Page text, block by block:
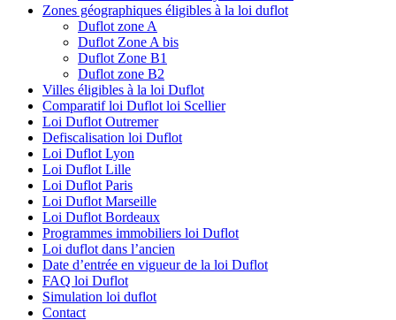
Zones géographiques éligibles à la loi duflot
Duflot zone A
Duflot Zone A bis
Duflot Zone B1
Duflot zone B2
Villes éligibles à la loi Duflot
Comparatif loi Duflot loi Scellier
Loi Duflot Outremer
Defiscalisation loi Duflot
Loi Duflot Lyon
Loi Duflot Lille
Loi Duflot Paris
Loi Duflot Marseille
Loi Duflot Bordeaux
Programmes immobiliers loi Duflot
Loi duflot dans l’ancien
Date d’entrée en vigueur de la loi Duflot
FAQ loi Duflot
Simulation loi duflot
Contact